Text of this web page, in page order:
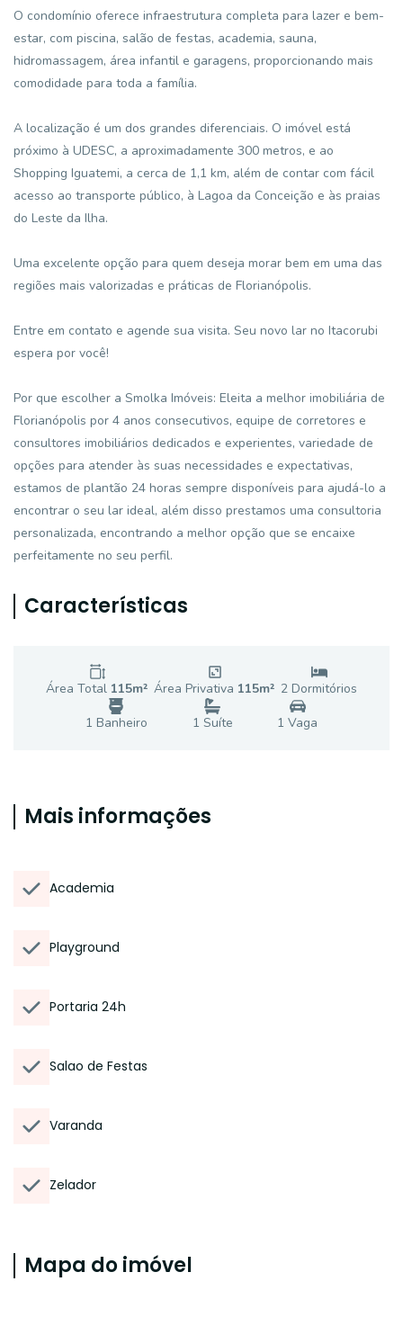
O condomínio oferece infraestrutura completa para lazer e bem-
estar, com piscina, salão de festas, academia, sauna,
hidromassagem, área infantil e garagens, proporcionando mais
comodidade para toda a família.
A localização é um dos grandes diferenciais. O imóvel está
próximo à UDESC, a aproximadamente 300 metros, e ao
Shopping Iguatemi, a cerca de 1,1 km, além de contar com fácil
acesso ao transporte público, à Lagoa da Conceição e às praias
do Leste da Ilha.
Uma excelente opção para quem deseja morar bem em uma das
regiões mais valorizadas e práticas de Florianópolis.
Entre em contato e agende sua visita. Seu novo lar no Itacorubi
espera por você!
Por que escolher a Smolka Imóveis: Eleita a melhor imobiliária de
Florianópolis por 4 anos consecutivos, equipe de corretores e
consultores imobiliários dedicados e experientes, variedade de
opções para atender às suas necessidades e expectativas,
estamos de plantão 24 horas sempre disponíveis para ajudá-lo a
encontrar o seu lar ideal, além disso prestamos uma consultoria
personalizada, encontrando a melhor opção que se encaixe
perfeitamente no seu perfil.
Características
Área Total 115m² Área Privativa 115m² 2 Dormitórios
1 Banheiro 1 Suíte 1 Vaga
Mais informações
Academia
Playground
Portaria 24h
Salao de Festas
Varanda
Zelador
Mapa do imóvel